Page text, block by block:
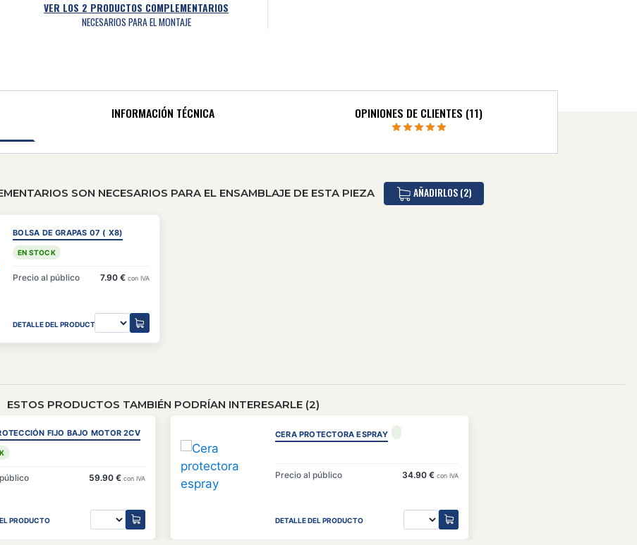
VER LOS 2 PRODUCTOS COMPLEMENTARIOS
NECESARIOS PARA EL MONTAJE
INFORMACIÓN TÉCNICA OPINIONES DE CLIENTES (11)
SON NECESARIOS PARA EL ENSAMBLAJE DE ESTA PIEZA AÑADIRLOS (2)
BOLSA DE GRAPAS 07 ( X8)
EN STOCK
Precio al público 7.90 € con IVA
DETALLE DEL PRODUCTO
ESTOS PRODUCTOS TAMBIÉN PODRÍAN INTERESARLE (2)
FIJO BAJO MOTOR 2CV
59.90 € con IVA
PRODUCTO
CERA PROTECTORA ESPRAY
Precio al público 34.90 € con IVA
DETALLE DEL PRODUCTO